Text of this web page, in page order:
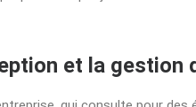
et la gestion